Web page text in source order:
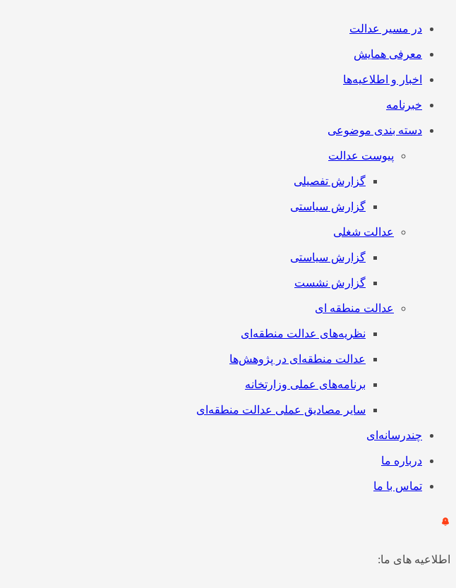
در مسیر عدالت
معرفی همایش
اخبار و اطلاعیه‌ها
خبرنامه
دسته بندی موضوعی
پیوست عدالت
گزارش تفصیلی
گزارش سیاستی
عدالت شغلی
گزارش سیاستی
گزارش نشست
عدالت منطقه ای
نظریه‌های عدالت منطقه‌ای
عدالت منطقه‌ای در پژوهش‌ها
برنامه‌های عملی وزارتخانه
سایر مصادیق عملی عدالت منطقه‌ای
چندرسانه‌ای
درباره ما
تماس با ما
اطلاعیه های ما: